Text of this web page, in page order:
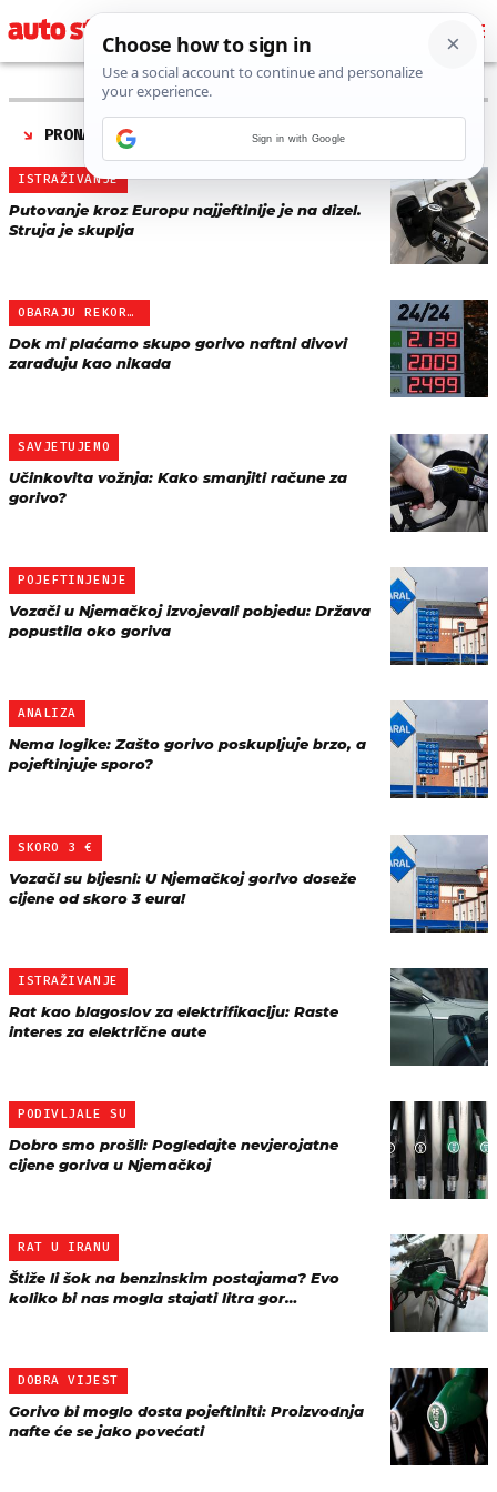
PRONAĐENO 15 REZULTATA ZA TAG “CIJENE GORIVA
ISTRAŽIVANJE
Putovanje kroz Europu najjeftinije je na dizel.
Struja je skuplja
OBARAJU REKORDE
Dok mi plaćamo skupo gorivo naftni divovi
zarađuju kao nikada
SAVJETUJEMO
Učinkovita vožnja: Kako smanjiti račune za
gorivo?
POJEFTINJENJE
Vozači u Njemačkoj izvojevali pobjedu: Država
popustila oko goriva
ANALIZA
Nema logike: Zašto gorivo poskupljuje brzo, a
pojeftinjuje sporo?
SKORO 3 €
Vozači su bijesni: U Njemačkoj gorivo doseže
cijene od skoro 3 eura!
ISTRAŽIVANJE
Rat kao blagoslov za elektrifikaciju: Raste
interes za električne aute
PODIVLJALE SU
Dobro smo prošli: Pogledajte nevjerojatne
cijene goriva u Njemačkoj
RAT U IRANU
Štiže li šok na benzinskim postajama? Evo
koliko bi nas mogla stajati litra gor…
DOBRA VIJEST
Gorivo bi moglo dosta pojeftiniti: Proizvodnja
nafte će se jako povećati
Sign in with Google